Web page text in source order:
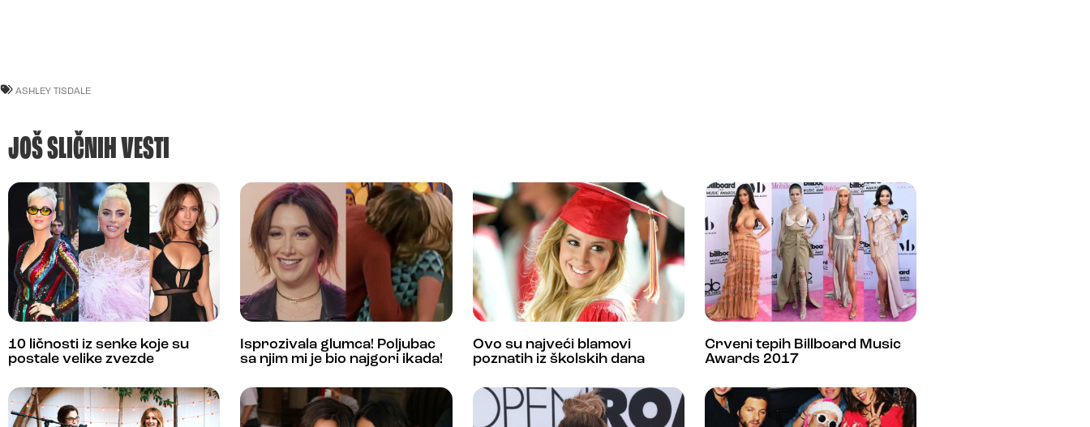
ASHLEY TISDALE
JOŠ SLIČNIH VESTI
10 ličnosti iz senke koje su
postale velike zvezde
Isprozivala glumca! Poljubac
sa njim mi je bio najgori ikada!
Ovo su najveći blamovi
poznatih iz školskih dana
Crveni tepih Billboard Music
Awards 2017